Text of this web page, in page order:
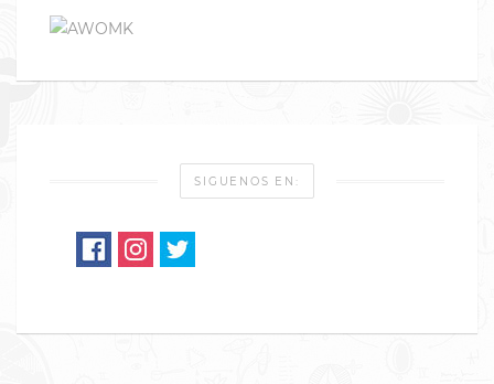
SIGUENOS EN: